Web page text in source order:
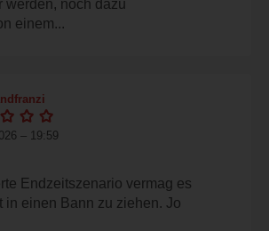
werden, noch dazu
einem...
– 19:59
Endzeitszenario vermag es
in einen Bann zu ziehen. Jo